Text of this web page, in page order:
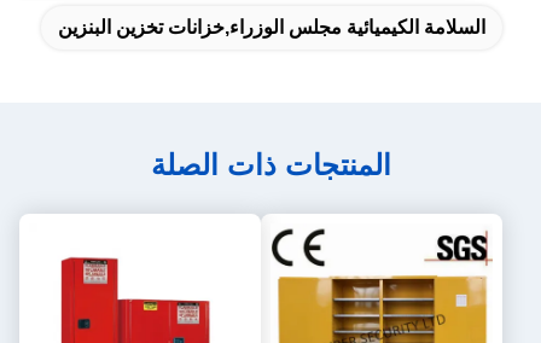
السلامة الكيميائية مجلس الوزراء,خزانات تخزين البنزين
المنتجات ذات الصلة